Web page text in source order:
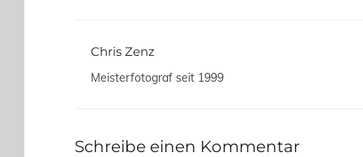
Chris Zenz
Meisterfotograf seit 1999
Schreibe einen Kommentar